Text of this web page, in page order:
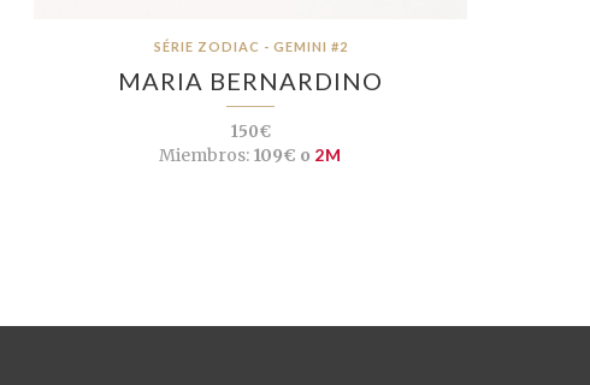
SÉRIE ZODIAC - GEMINI #2
MARIA BERNARDINO
150€
Miembros: 109€ o 2M